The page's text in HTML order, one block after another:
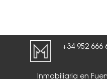
+34 952 666
Inmobiliaria en